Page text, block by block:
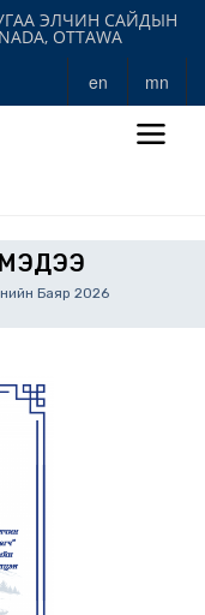
ЭЛЧИН САЙДЫН
OTTAWA
en mn
Баяр 2026